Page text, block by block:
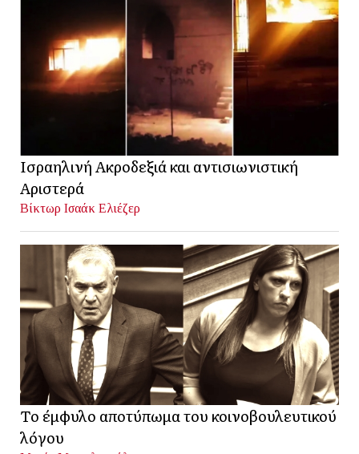
Ισραηλινή Ακροδεξιά και αντισιωνιστική
Αριστερά
Βίκτωρ Ισαάκ Ελιέζερ
Το έμφυλο αποτύπωμα του κοινοβουλευτικού
λόγου